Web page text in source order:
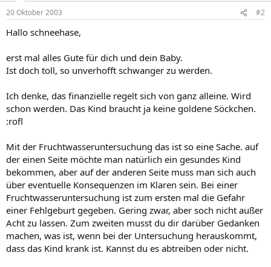
20 Oktober 2003 #2
Hallo schneehase,
erst mal alles Gute für dich und dein Baby.
Ist doch toll, so unverhofft schwanger zu werden.
Ich denke, das finanzielle regelt sich von ganz alleine. Wird
schon werden. Das Kind braucht ja keine goldene Söckchen.
:rofl
Mit der Fruchtwasseruntersuchung das ist so eine Sache. auf
der einen Seite möchte man natürlich ein gesundes Kind
bekommen, aber auf der anderen Seite muss man sich auch
über eventuelle Konsequenzen im Klaren sein. Bei einer
Fruchtwasseruntersuchung ist zum ersten mal die Gefahr
einer Fehlgeburt gegeben. Gering zwar, aber soch nicht außer
Acht zu lassen. Zum zweiten musst du dir darüber Gedanken
machen, was ist, wenn bei der Untersuchung herauskommt,
dass das Kind krank ist. Kannst du es abtreiben oder nicht.